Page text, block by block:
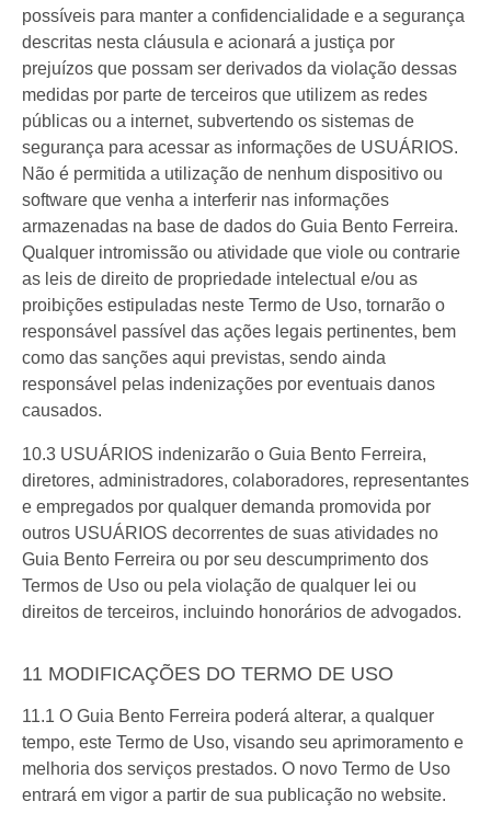
possíveis para manter a confidencialidade e a segurança
descritas nesta cláusula e acionará a justiça por
prejuízos que possam ser derivados da violação dessas
medidas por parte de terceiros que utilizem as redes
públicas ou a internet, subvertendo os sistemas de
segurança para acessar as informações de USUÁRIOS.
Não é permitida a utilização de nenhum dispositivo ou
software que venha a interferir nas informações
armazenadas na base de dados do Guia Bento Ferreira.
Qualquer intromissão ou atividade que viole ou contrarie
as leis de direito de propriedade intelectual e/ou as
proibições estipuladas neste Termo de Uso, tornarão o
responsável passível das ações legais pertinentes, bem
como das sanções aqui previstas, sendo ainda
responsável pelas indenizações por eventuais danos
causados.
10.3 USUÁRIOS indenizarão o Guia Bento Ferreira,
diretores, administradores, colaboradores, representantes
e empregados por qualquer demanda promovida por
outros USUÁRIOS decorrentes de suas atividades no
Guia Bento Ferreira ou por seu descumprimento dos
Termos de Uso ou pela violação de qualquer lei ou
direitos de terceiros, incluindo honorários de advogados.
11 MODIFICAÇÕES DO TERMO DE USO
11.1 O Guia Bento Ferreira poderá alterar, a qualquer
tempo, este Termo de Uso, visando seu aprimoramento e
melhoria dos serviços prestados. O novo Termo de Uso
entrará em vigor a partir de sua publicação no website.